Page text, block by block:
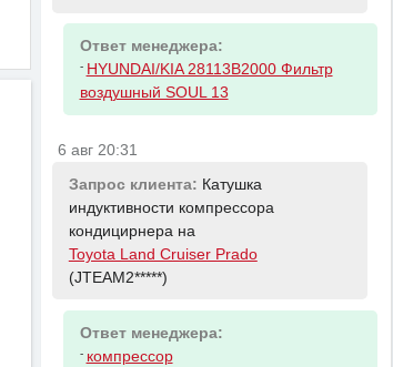
Ответ менеджера:
- HYUNDAI/KIA 28113B2000 Фильтр
воздушный SOUL 13
6 авг 20:31
Запрос клиента: Катушка
индуктивности компрессора
кондицирнера на
Toyota Land Cruiser Prado
(JTEAM2*****)
Ответ менеджера:
- компрессор